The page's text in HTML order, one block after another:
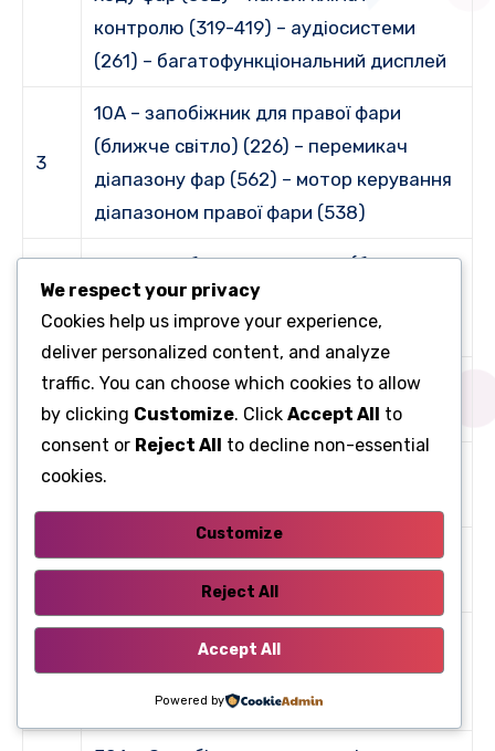
контролю (319-419) – аудіосистеми
(261) – багатофункціональний дисплей
3
10A – запобіжник для правої фари
(ближче світло) (226) – перемикач
діапазону фар (562) – мотор керування
діапазоном правої фари (538)
4
10A – запобіжник лівої фари (ближче
світло) (227) – мотор коректора лівої
фари (537)
20A – Запобіжники правої та лівої
протитуманних фар (176 – 177)
6
10A – Запобіжник лівої фари (дальнє
7
10A – запобіжник правої фари (дальнє
світло) (226)
8
25A – антиблокувальна гальмівна
система ECU (118) або система
стабілізації траєкторії (1094)
We respect your privacy
Cookies help us improve your experience,
deliver personalized content, and analyze
traffic. You can choose which cookies to allow
by clicking Customize. Click Accept All to
consent or Reject All to decline non-essential
cookies.
Customize
Reject All
Accept All
Powered by